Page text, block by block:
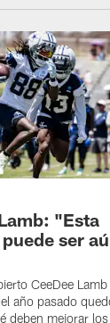
"Esta
ser
CeeDee
año pasado
deben mejorar los